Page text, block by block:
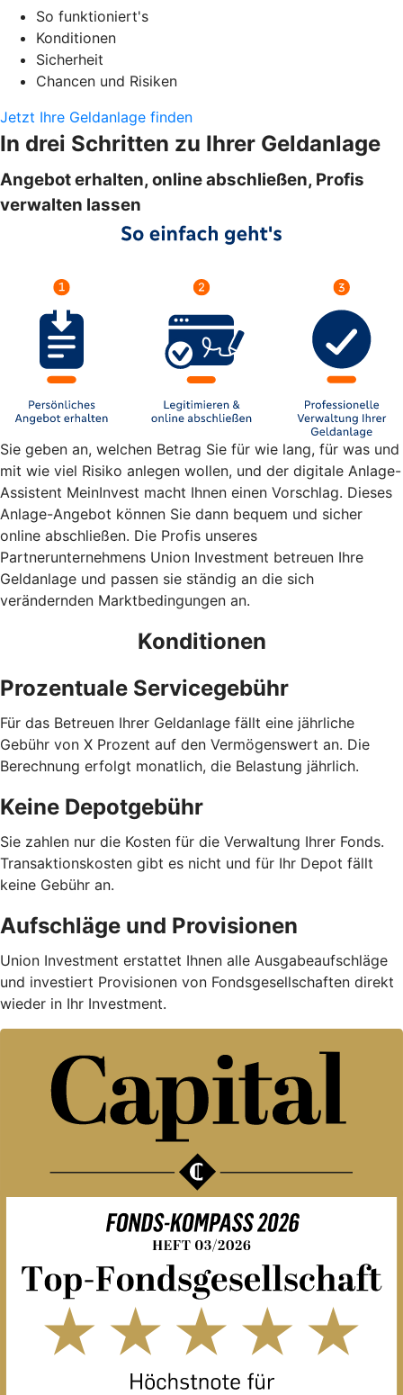
So funktioniert's
Konditionen
Sicherheit
Chancen und Risiken
Jetzt Ihre Geldanlage finden
In drei Schritten zu Ihrer Geldanlage
Angebot erhalten, online abschließen, Profis
verwalten lassen
Sie geben an, welchen Betrag Sie für wie lang, für was und
mit wie viel Risiko anlegen wollen, und der digitale Anlage-
Assistent MeinInvest macht Ihnen einen Vorschlag. Dieses
Anlage-Angebot können Sie dann bequem und sicher
online abschließen. Die Profis unseres
Partnerunternehmens Union Investment betreuen Ihre
Geldanlage und passen sie ständig an die sich
verändernden Marktbedingungen an.
Konditionen
Prozentuale Servicegebühr
Für das Betreuen Ihrer Geldanlage fällt eine jährliche
Gebühr von X Prozent auf den Vermögenswert an. Die
Berechnung erfolgt monatlich, die Belastung jährlich.
Keine Depotgebühr
Sie zahlen nur die Kosten für die Verwaltung Ihrer Fonds.
Trans­aktions­kosten gibt es nicht und für Ihr Depot fällt
keine Gebühr an.
Aufschläge und Provisionen
Union Investment erstattet Ihnen alle Ausgabe­auf­schläge
und investiert Provisionen von Fondsgesellschaften direkt
wieder in Ihr Investment.